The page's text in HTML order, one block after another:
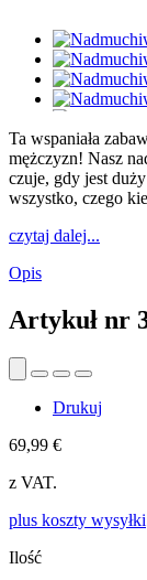
Ta wspaniała
mężczyzn! Nasz
czuje, gdy jest
wszystko, czego
czytaj dalej...
Opis
Artykuł nr
Drukuj
69,99 €
z VAT.
plus koszty wysyłki
Ilość